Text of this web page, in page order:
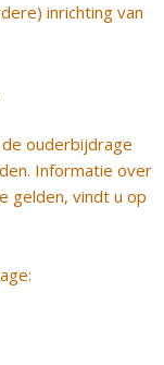
inrichting van
ouderbijdrage
Informatie over
gelden, vindt u op